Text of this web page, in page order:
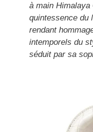
à main
quintessence du
rendant
intemporels du
séduit par sa